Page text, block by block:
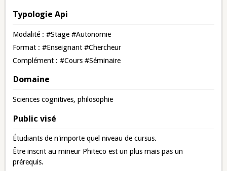
Typologie Api
Modalité : #Stage #Autonomie
Format : #Enseignant #Chercheur
Complément : #Cours #Séminaire
Domaine
Sciences cognitives, philosophie
Public visé
Étudiants de n'importe quel niveau de cursus.
Être inscrit au mineur Phiteco est un plus mais pas un
prérequis.